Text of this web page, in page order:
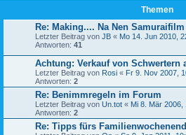
Themen
Re: Making.... Na Nen Samuraifilm
Letzter Beitrag von JB « Mo 14. Jun 2010,
Antworten: 41
Achtung: Verkauf von Schwertern
Letzter Beitrag von Rosi « Fr 9. Nov 2007,
Antworten: 2
Re: Benimmregeln im Forum
Letzter Beitrag von Un.tot « Mi 8. Mär 2006,
Antworten: 2
Re: Tipps fürs